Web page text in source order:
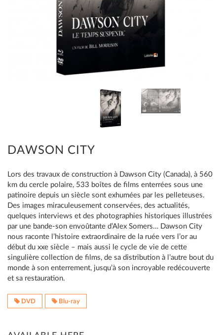
DAWSON CITY
Lors des travaux de construction à Dawson City (Canada), à 560
km du cercle polaire, 533 boîtes de films enterrées sous une
patinoire depuis un siècle sont exhumées par les pelleteuses.
Des images miraculeusement conservées, des actualités,
quelques interviews et des photographies historiques illustrées
par une bande-son envoûtante d’Alex Somers… Dawson City
nous raconte l’histoire extraordinaire de la ruée vers l’or au
début du xxe siècle – mais aussi le cycle de vie de cette
singulière collection de films, de sa distribution à l’autre bout du
monde à son enterrement, jusqu’à son incroyable redécouverte
et sa restauration.
DVD Blu-ray